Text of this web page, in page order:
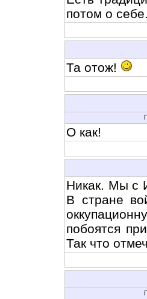
потом о
Та отож!
О как!
Никак. Мы с
В стране
побоятся
Так что